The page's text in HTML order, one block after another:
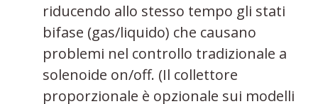
riducendo allo stesso tempo gli stati
bifase (gas/liquido) che causano
problemi nel controllo tradizionale a
solenoide on/off. (Il collettore
proporzionale è opzionale sui modelli